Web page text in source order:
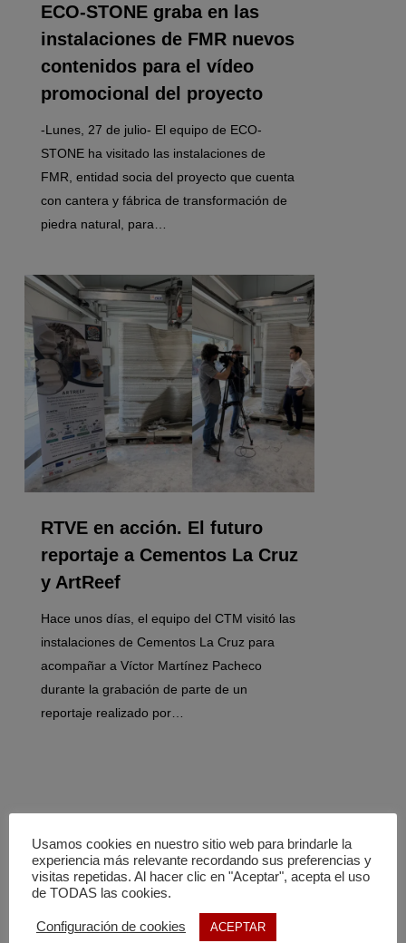
ECO-STONE graba en las
instalaciones de FMR nuevos
contenidos para el vídeo
promocional del proyecto
-Lunes, 27 de julio- El equipo de ECO-
STONE ha visitado las instalaciones de
FMR, entidad socia del proyecto que cuenta
con cantera y fábrica de transformación de
piedra natural, para…
RTVE en acción. El futuro
reportaje a Cementos La Cruz
y ArtReef
Hace unos días, el equipo del CTM visitó las
instalaciones de Cementos La Cruz para
acompañar a Víctor Martínez Pacheco
durante la grabación de parte de un
reportaje realizado por…
0
Busqueda
Usamos cookies en nuestro sitio web para brindarle la
experiencia más relevante recordando sus preferencias y
visitas repetidas. Al hacer clic en "Aceptar", acepta el uso
de TODAS las cookies.
Configuración de cookies ACEPTAR